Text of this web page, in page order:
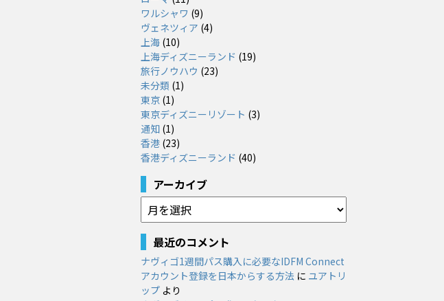
ワルシャワ (9)
ヴェネツィア (4)
上海 (10)
上海ディズニーランド (19)
旅行ノウハウ (23)
未分類 (1)
東京 (1)
東京ディズニーリゾート (3)
通知 (1)
香港 (23)
香港ディズニーランド (40)
アーカイブ
ア
ー
カ
イ
ブ
最近のコメント
ナヴィゴ1週間パス購入に必要なIDFM Connect
アカウント登録を日本からする方法 に ユアトリ
ップ より